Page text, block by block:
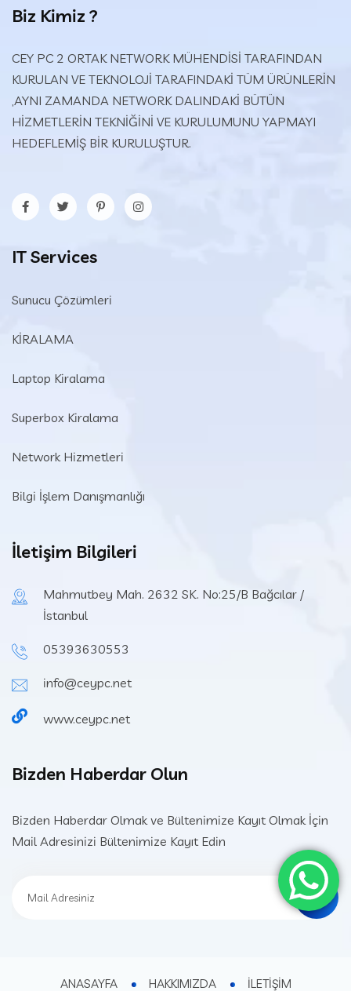
Biz Kimiz ?
CEY PC 2 ORTAK NETWORK MÜHENDİSİ TARAFINDAN
KURULAN VE TEKNOLOJİ TARAFINDAKİ TÜM ÜRÜNLERİN
,AYNI ZAMANDA NETWORK DALINDAKİ BÜTÜN
HİZMETLERİN TEKNİĞİNİ VE KURULUMUNU YAPMAYI
HEDEFLEMİŞ BİR KURULUŞTUR.
IT Services
Sunucu Çözümleri
KİRALAMA
Laptop Kiralama
Superbox Kiralama
Network Hizmetleri
Bilgi İşlem Danışmanlığı
İletişim Bilgileri
Mahmutbey Mah. 2632 SK. No:25/B Bağcılar /
İstanbul
05393630553
info@ceypc.net
www.ceypc.net
Bizden Haberdar Olun
Bizden Haberdar Olmak ve Bültenimize Kayıt Olmak İçin
Mail Adresinizi Bültenimize Kayıt Edin
ANASAYFA HAKKIMIZDA İLETİŞİM